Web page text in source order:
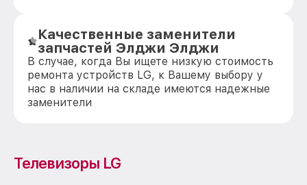
Качественные заменители
запчастей Элджи Элджи
В случае, когда Вы ищете низкую стоимость
ремонта устройств LG, к Вашему выбору у
нас в наличии на складе имеются надежные
заменители
Телевизоры LG